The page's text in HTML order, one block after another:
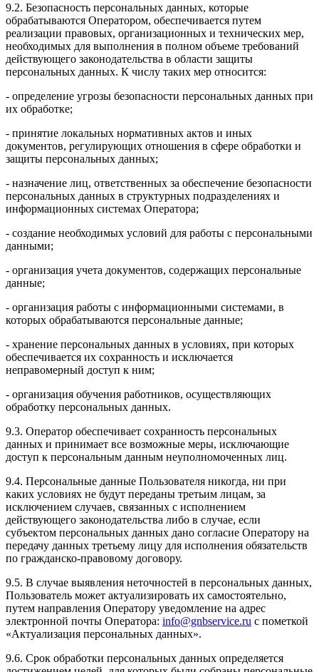
9.2. Безопасность персональных данных, которые
обрабатываются Оператором, обеспечивается путем
реализации правовых, организационных и технических мер,
необходимых для выполнения в полном объеме требований
действующего законодательства в области защиты
персональных данных. К числу таких мер относится:
- определение угрозы безопасности персональных данных при
их обработке;
- принятие локальных нормативных актов и иных
документов, регулирующих отношения в сфере обработки и
защиты персональных данных;
- назначение лиц, ответственных за обеспечение безопасности
персональных данных в структурных подразделениях и
информационных системах Оператора;
- создание необходимых условий для работы с персональными
данными;
- организация учета документов, содержащих персональные
данные;
- организация работы с информационными системами, в
которых обрабатываются персональные данные;
- хранение персональных данных в условиях, при которых
обеспечивается их сохранность и исключается
неправомерный доступ к ним;
- организация обучения работников, осуществляющих
обработку персональных данных.
9.3. Оператор обеспечивает сохранность персональных
данных и принимает все возможные меры, исключающие
доступ к персональным данным неуполномоченных лиц.
9.4. Персональные данные Пользователя никогда, ни при
каких условиях не будут переданы третьим лицам, за
исключением случаев, связанных с исполнением
действующего законодательства либо в случае, если
субъектом персональных данных дано согласие Оператору на
передачу данных третьему лицу для исполнения обязательств
по гражданско-правовому договору.
9.5. В случае выявления неточностей в персональных данных,
Пользователь может актуализировать их самостоятельно,
путем направления Оператору уведомление на адрес
электронной почты Оператора: info@gnbservice.ru с пометкой
«Актуализация персональных данных».
9.6. Срок обработки персональных данных определяется